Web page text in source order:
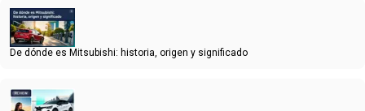
De dónde es Mitsubishi: historia, origen y significado